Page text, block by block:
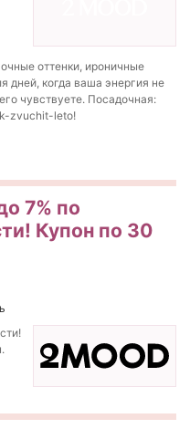
оттенки, ироничные
дней, когда ваша энергия не
чувствуете. Посадочная:
zvuchit-leto!
7% по
Купон по 30